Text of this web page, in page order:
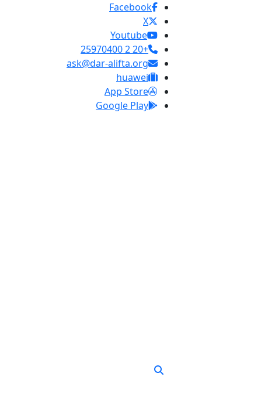
Facebook
X
Youtube
+20 2 25970400
ask@dar-alifta.org
huawei
App Store
Google Play